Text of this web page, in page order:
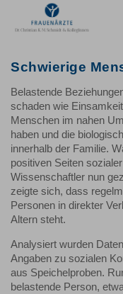
Schwierige
Belastende
schaden wie
Menschen im nahen
haben und die
innerhalb der Familie.
positiven Seiten
Wissenschaftler nun
zeigte sich, dass
Personen in direkter
Altern steht.
Analysiert wurden
Angaben zu sozialen
aus Speichelproben.
belastende Person,